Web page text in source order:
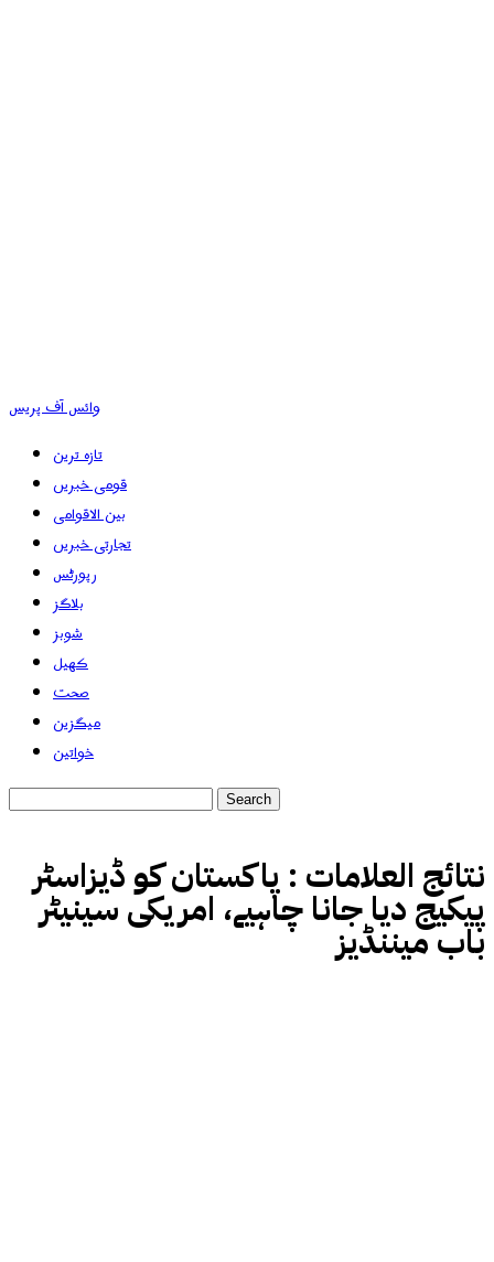
وائس آف پریس
تازہ ترین
قومی خبریں
بین الاقوامی
تجارتی خبریں
رپورٹس
بلاگز
شوبز
کھیل
صحت
میگزین
خواتین
نتائج العلامات : پاکستان کو ڈیزاسٹر
پیکیج دیا جانا چاہیے، امریکی سینیٹر
باب میننڈیز